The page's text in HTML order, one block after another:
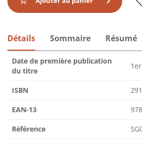
Détails Sommaire Résumé
Date de première publication
du titre
ISBN
EAN-13
Référence